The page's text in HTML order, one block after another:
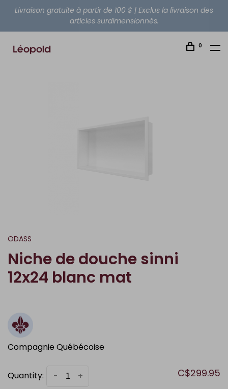
Livraison gratuite à partir de 100 $ | Exclus la livraison des
articles surdimensionnés.
0
ODASS
Niche de douche sinni
12x24 blanc mat
Compagnie Québécoise
Quantity: +
- C$299.95